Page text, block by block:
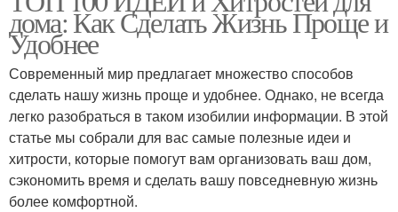
квартиры
дома: Как Сделать Жизнь Проще и
Удобнее
Современный мир предлагает множество способов
сделать нашу жизнь проще и удобнее. Однако, не всегда
легко разобраться в таком изобилии информации. В этой
статье мы собрали для вас самые полезные идеи и
хитрости, которые помогут вам организовать ваш дом,
сэкономить время и сделать вашу повседневную жизнь
более комфортной.